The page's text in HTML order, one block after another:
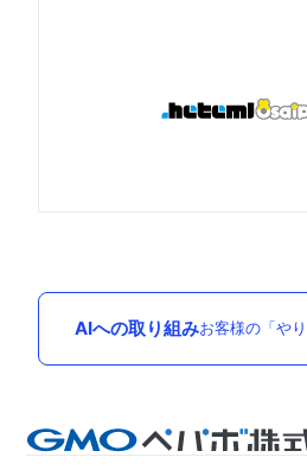
AIへの取り組みお客様の「や